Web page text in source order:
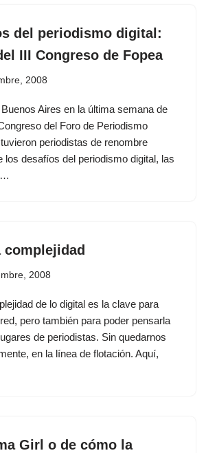
del periodismo digital:
III Congreso de Fopea
2008
Aires en la última semana de
del Foro de Periodismo
periodistas de renombre
los desafíos del periodismo digital, las
complejidad
2008
de lo digital es la clave para
pero también para poder pensarla
de periodistas. Sin quedarnos
en la línea de flotación. Aquí,
Girl o de cómo la